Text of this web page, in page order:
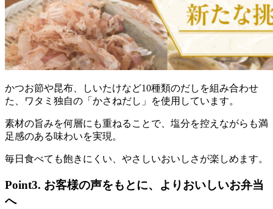
かつお節や昆布、しいたけなど10種類のだしを組み合わせ
た、ワタミ独自の「かさねだし」を使用しています。
素材の旨みを何層にも重ねることで、塩分を控えながらも満
足感のある味わいを実現。
毎日食べても飽きにくい、やさしいおいしさが楽しめます。
Point3. お客様の声をもとに、よりおいしいお弁当
へ